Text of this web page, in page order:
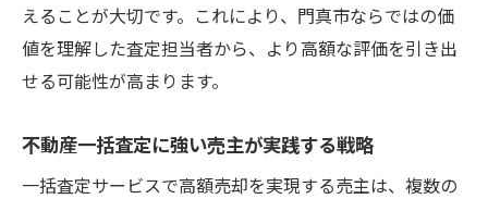
えることが大切です。これにより、門真市ならではの価
値を理解した査定担当者から、より高額な評価を引き出
せる可能性が高まります。
不動産一括査定に強い売主が実践する戦略
一括査定サービスで高額売却を実現する売主は、複数の